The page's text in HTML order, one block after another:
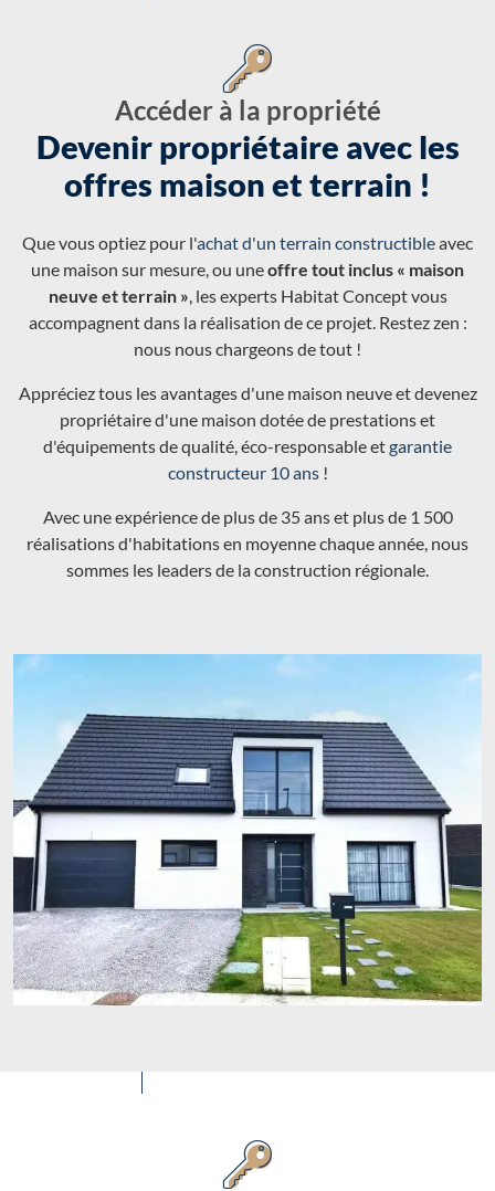
Accéder à la propriété
Devenir propriétaire avec les
offres maison et terrain !
Que vous optiez pour l'achat d'un terrain constructibleavec
une maison sur mesure, ou uneoffre tout inclus « maison
neuve et terrain », les experts Habitat Concept vous
accompagnent dans la réalisation de ce projet. Restez zen :
nous nous chargeons de tout !
Appréciez tous les avantages d'une maison neuve et devenez
propriétaire d'une maison dotée de prestations et
d'équipements de qualité, éco-responsable etgarantie
constructeur 10 ans!
Avec une expérience de plus de 35 ans et plus de 1 500
réalisations d'habitations en moyenne chaque année, nous
sommes les leaders de la construction régionale.